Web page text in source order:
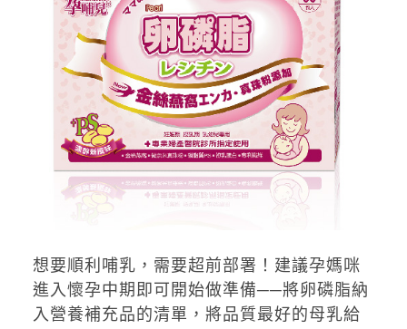
想要順利哺乳，需要超前部署！建議孕媽咪
進入懷孕中期即可開始做準備──將卵磷脂納
入營養補充品的清單，將品質最好的母乳給